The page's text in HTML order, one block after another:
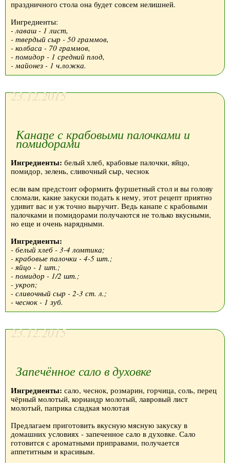
праздничного стола она будет совсем нелишней.
Ингредиенты:
- лаваш - 1 лист,
- твердый сыр - 50 граммов,
- колбаса - 70 граммов,
- помидор - 1 средний плод,
- майонез - 1 ч.ложка.
23.12.2015
Канапе с крабовыми палочками и
помидорами
Ингредиенты: белый хлеб, крабовые палочки, яйцо,
помидор, зелень, сливочный сыр, чеснок
если вам предстоит оформить фуршетный стол и вы голову
сломали, какие закуски подать к нему, этот рецепт приятно
удивит вас и уж точно выручит. Ведь канапе с крабовыми
палочками и помидорами получаются не только вкусными,
но еще и очень нарядными.
Ингредиенты:
- белый хлеб - 3-4 ломтика;
- крабовые палочки - 4-5 шт.;
- яйцо - 1 шт.;
- помидор - 1/2 шт.;
- укроп;
- сливочный сыр - 2-3 ст. л.;
- чеснок - 1 зуб.
23.12.2015
Запечённое сало в духовке
Ингредиенты: сало, чеснок, розмарин, горчица, соль, перец
чёрный молотый, кориандр молотый, лавровый лист
молотый, паприка сладкая молотая
Предлагаем приготовить вкусную мясную закуску в
домашних условиях - запеченное сало в духовке. Сало
готовится с ароматными приправами, получается
аппетитным и красивым.